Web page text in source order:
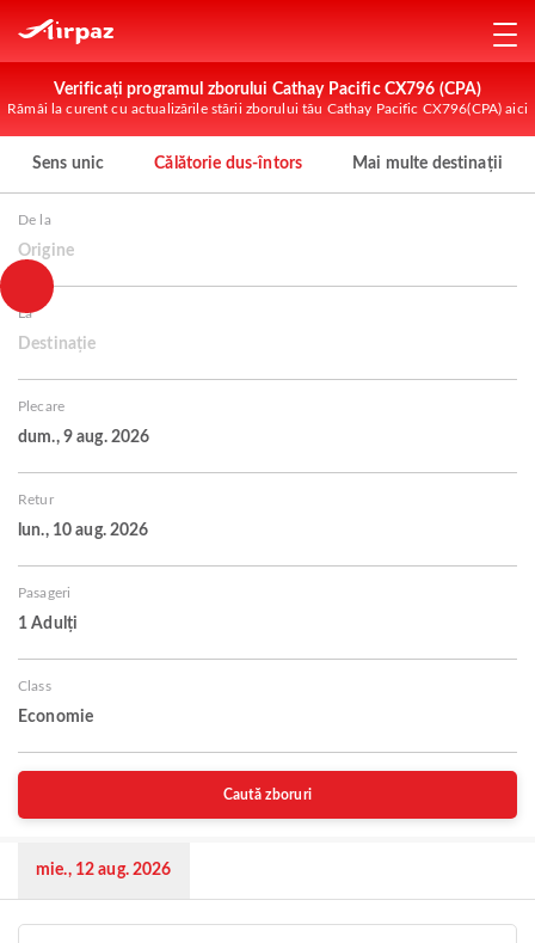
Verificați programul zborului Cathay Pacific CX796 (CPA)
Rămâi la curent cu actualizările stării zborului tău Cathay Pacific CX796(CPA) aici
Sens unic Călătorie dus-întors Mai multe destinații
De la
Origine
La
Destinație
Plecare
dum., 9 aug. 2026
Retur
lun., 10 aug. 2026
Pasageri
1 Adulți
Class
Economie
Caută zboruri
mie., 12 aug. 2026